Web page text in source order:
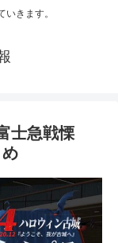
きます。
士急戦慄